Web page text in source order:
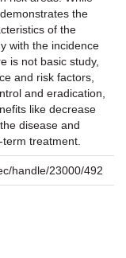
the
of the
with the incidence
is not basic study,
and risk factors,
and eradication,
like decrease
disease and
treatment.
handle/23000/492